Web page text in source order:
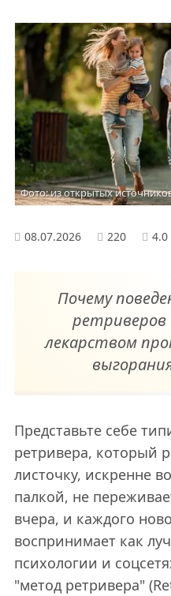
Фото: из открытых
08.07.2026 220 4.0
Почему
лекарством
Представьте себе
ретривера, который
листочку, искренне
палкой, не
вчера, и каждого
воспринимает как
психологии и
"метод ретривера"